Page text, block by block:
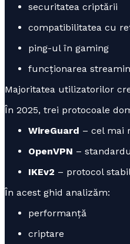
securitatea criptării
compatibilitatea cu
ping-ul în gaming
funcționarea
Majoritatea utilizatorilor
În 2025, trei protocoale
WireGuard – cel mai
OpenVPN –
IKEv2 – protocol
În acest ghid analizăm:
performanță
criptare